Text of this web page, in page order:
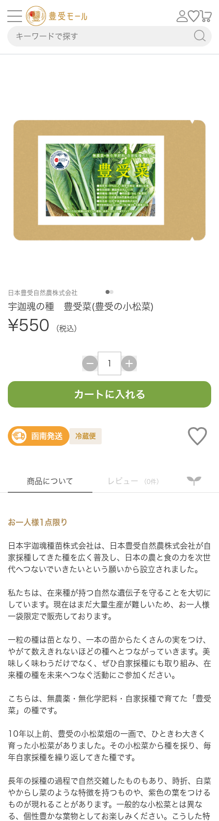
日本豊受自然農株式会社
宇迦魂の種 豊受菜(豊受の小松菜)
¥550 （税込）
カートに入れる
函南発送 冷蔵便
商品について レビュー （0件）
お一人様1点限り
日本宇迦魂種苗株式会社は、日本豊受自然農株式会社が自
家採種してきた種を広く普及し、日本の農と食の力を次世
代へつないでいきたいという願いから設立されました。
私たちは、在来種が持つ自然な遺伝子を守ることを大切に
しています。現在はまだ大量生産が難しいため、お一人様
一袋限定で販売しております。
一粒の種は苗となり、一本の苗からたくさんの実をつけ、
やがて数えきれないほどの種へとつながっていきます。美
味しく味わうだけでなく、ぜひ自家採種にも取り組み、在
来種の種を未来へつなぐ活動にご参加ください。
こちらは、無農薬・無化学肥料・自家採種で育てた「豊受
菜」の種です。
10年以上前、豊受の小松菜畑の一画で、ひときわ大きく
育った小松菜がありました。その小松菜から種を採り、毎
年自家採種を繰り返してきた種です。
長年の採種の過程で自然交雑したものもあり、時折、白菜
やからし菜のような特徴を持つものや、紫色の葉をつける
ものが現れることがあります。一般的な小松菜とは異な
る、個性豊かな葉物としてお楽しみください。こうした特